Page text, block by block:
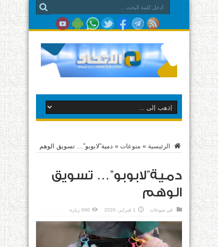
الرئيسية » منوعات » دمية”لابوبو”… تسويق الوهم
دمية”لابوبو”… تسويق
الوهم
في منوعات 1 فبراير، 2026 896 زيارة